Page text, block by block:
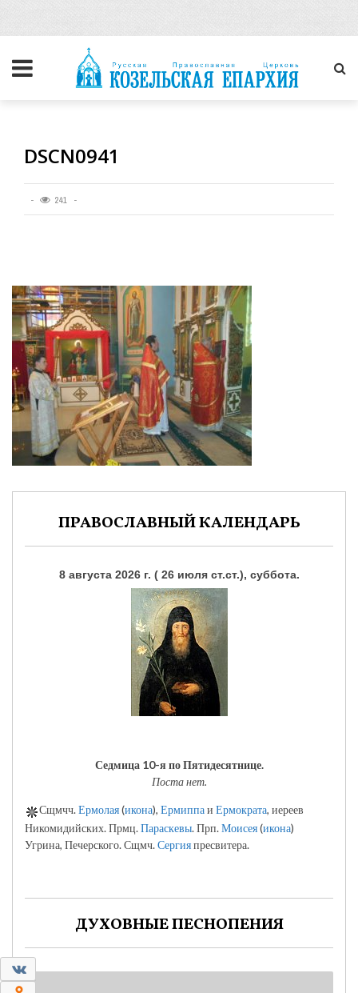
0
DSCN0941
241
ПРАВОСЛАВНЫЙ КАЛЕНДАРЬ
8 августа 2026 г. ( 26 июля ст.ст.), суббота.
Седмица 10-я по Пятидесятнице.
Поста нет.
Сщмчч.Ермолая(икона), Ермиппаи Ермократа, иереев
Никомидийских. Прмц.Параскевы. Прп.Моисея(икона)
Угрина, Печерского. Сщмч.Сергияпресвитера.
ДУХОВНЫЕ ПЕСНОПЕНИЯ